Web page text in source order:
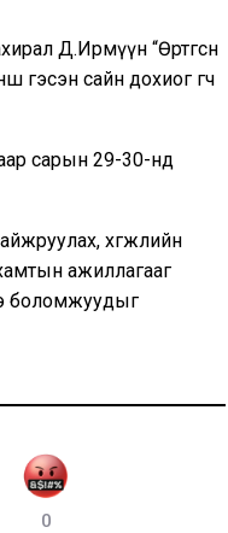
Д.Ирмүүн “Өртгөсөн
гэсэн сайн дохиог өгч
сарын 29-30-нд
хөгжлийн
ажиллагааг
боломжуудыг
0